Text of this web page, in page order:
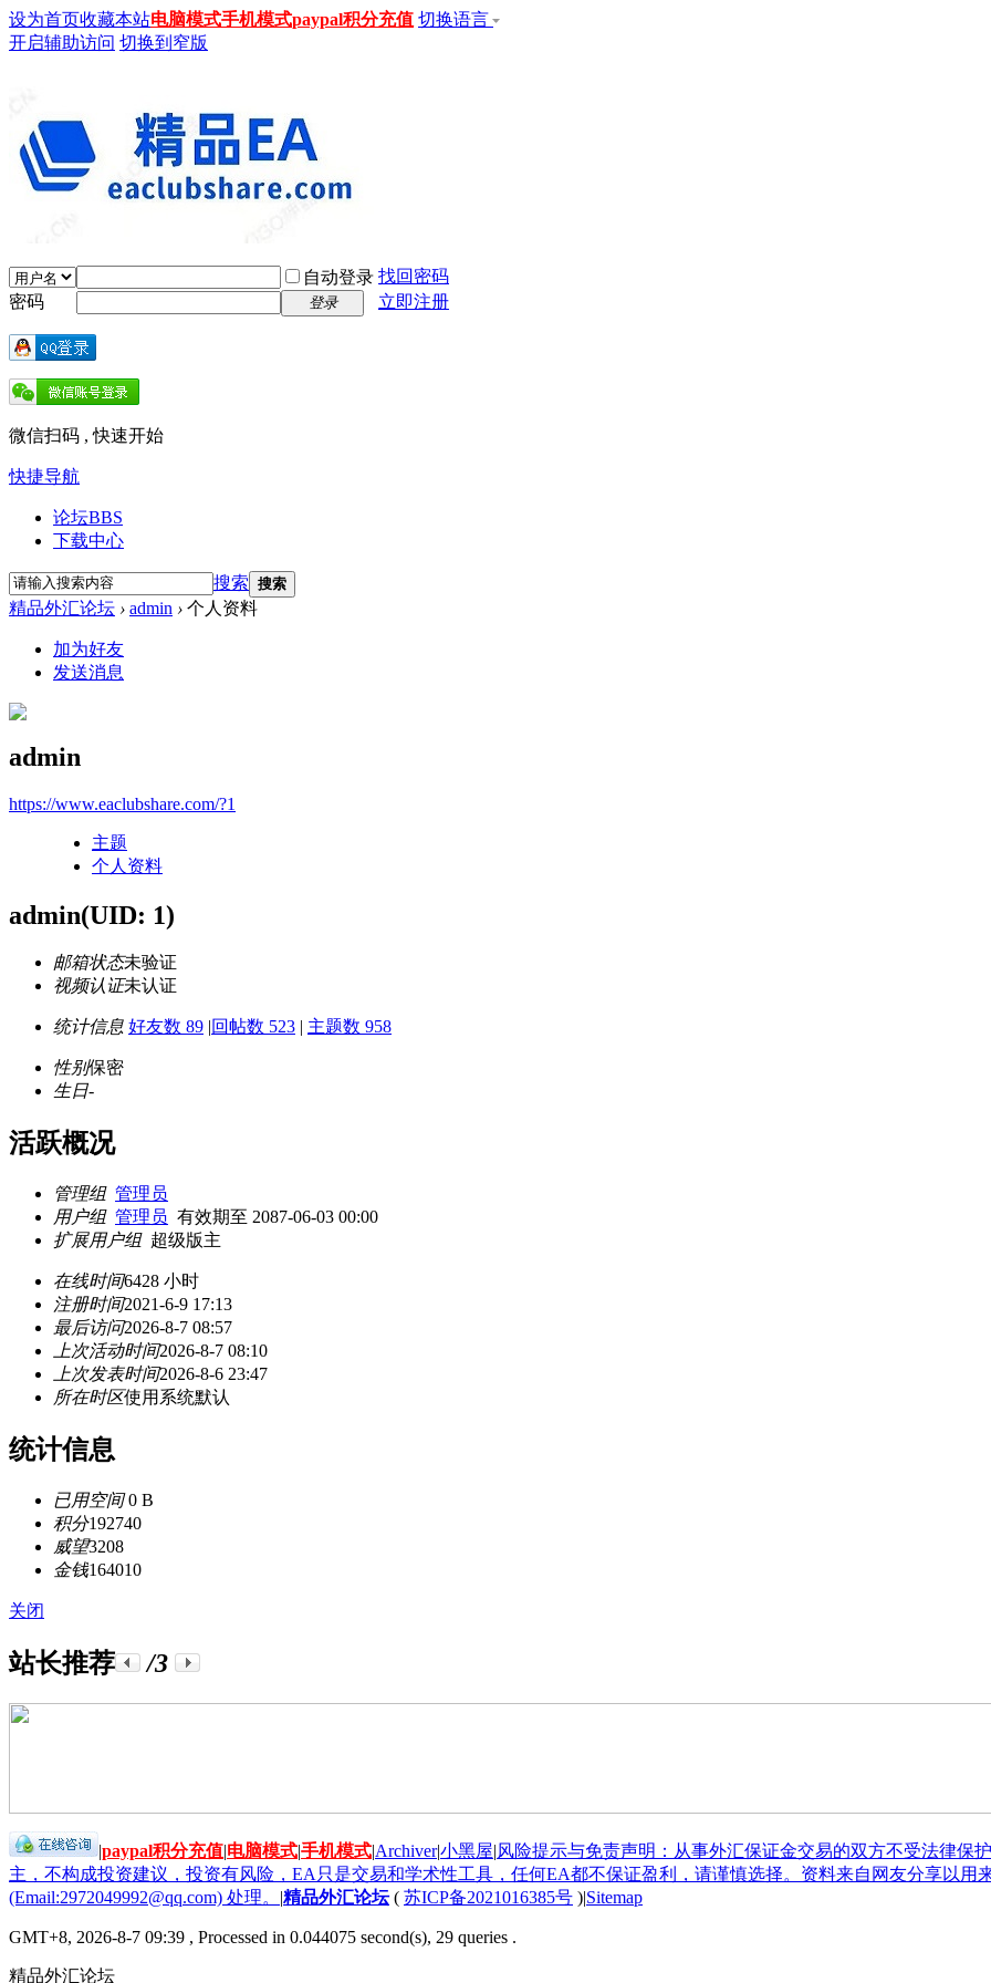
设为首页收藏本站电脑模式手机模式paypal积分充值 切换语言
开启辅助访问 切换到窄版
自动登录 找回密码
密码
登录 立即注册
微信扫码 , 快速开始
快捷导航
论坛BBS
下载中心
搜索 搜索
精品外汇论坛 › admin › 个人资料
加为好友
发送消息
admin
https://www.eaclubshare.com/?1
主题
个人资料
admin(UID: 1)
邮箱状态未验证
视频认证未认证
统计信息 好友数 89 |回帖数 523 | 主题数 958
性别保密
生日-
活跃概况
管理组 管理员
用户组 管理员 有效期至 2087-06-03 00:00
扩展用户组 超级版主
在线时间6428 小时
注册时间2021-6-9 17:13
最后访问2026-8-7 08:57
上次活动时间2026-8-7 08:10
上次发表时间2026-8-6 23:47
所在时区使用系统默认
统计信息
已用空间0 B
积分192740
威望3208
金钱164010
关闭
站长推荐 /3
|paypal积分充值|电脑模式|手机模式|Archiver|小黑屋|风险提示与免责声明：从事外汇保证金交易的双方不受法律保
主，不构成投资建议，投资有风险，EA只是交易和学术性工具，任何EA都不保证盈利，请谨慎选择。资料来自网友分享以用
(Email:2972049992@qq.com) 处理。 |精品外汇论坛( 苏ICP备2021016385号 )|Sitemap
GMT+8, 2026-8-7 09:39 , Processed in 0.044075 second(s), 29 queries .
精品外汇论坛